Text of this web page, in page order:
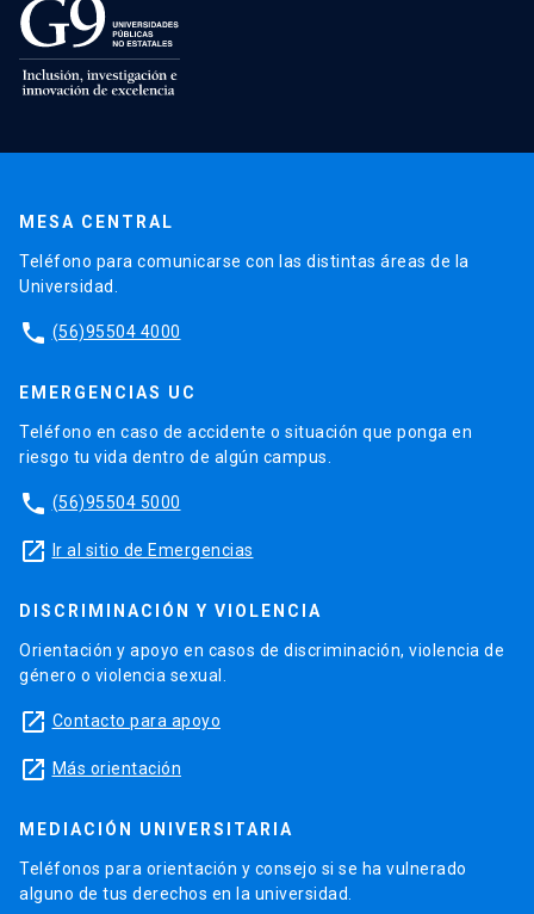
MESA CENTRAL
Teléfono para comunicarse con las distintas áreas de la
Universidad.
phone (56)95504 4000
EMERGENCIAS UC
Teléfono en caso de accidente o situación que ponga en
riesgo tu vida dentro de algún campus.
phone (56)95504 5000
launch Ir al sitio de Emergencias
DISCRIMINACIÓN Y VIOLENCIA
Orientación y apoyo en casos de discriminación, violencia de
género o violencia sexual.
launch Contacto para apoyo
launch Más orientación
MEDIACIÓN UNIVERSITARIA
Teléfonos para orientación y consejo si se ha vulnerado
alguno de tus derechos en la universidad.